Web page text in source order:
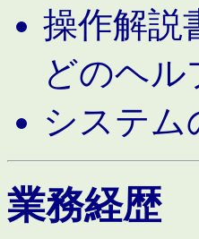
操作解説
どのヘル
システム
業務経歴